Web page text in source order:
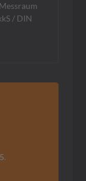
/ DIN
.